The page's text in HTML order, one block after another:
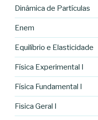
Dinâmica de Partículas
Enem
Equilíbrio e Elasticidade
Física Experimental I
Física Fundamental I
Fisica Geral I